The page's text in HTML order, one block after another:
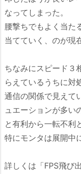
なってしまった。
腰撃ちでもよく当た
当てていく、のが現
ちなみにスピード３
らえているうちに対
通信の関係で見えて
ュエーションが多い
と有利から一転不利
特にモンタは展開中
詳しくは「FPS飛び